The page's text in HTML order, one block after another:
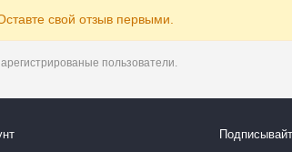
свой отзыв первыми.
пользователи.